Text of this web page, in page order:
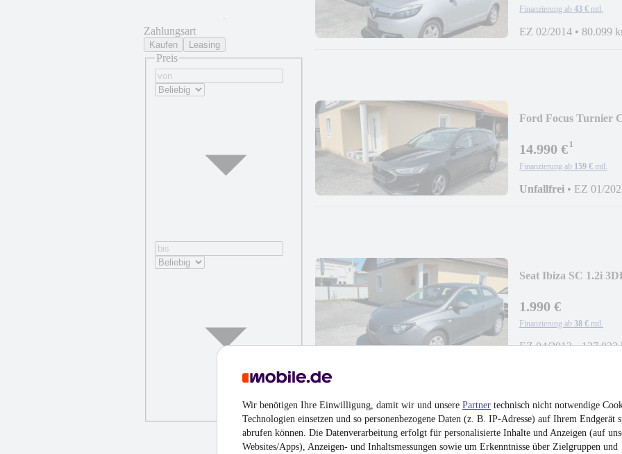
Wir benötigen Ihre Einwilligung, damit wir und unsere Partner technisch nicht notwendige
Technologien einsetzen und so personenbezogene Daten (z. B. IP-Adresse) auf Ihrem Endgerät
abrufen können. Die Datenverarbeitung erfolgt für personalisierte Inhalte und Anzeigen (auf
Websites/Apps), Anzeigen- und Inhaltsmessungen sowie um Erkenntnisse über Zielgruppen und
Zahlungsart
Kaufen Leasing
Preis
Finanzierung ab 43 € mtl.
EZ 02/2014 • 80.099
Ford Focus Turnier
14.990 €¹
Finanzierung ab 159 € mtl.
Unfallfrei • EZ 01/
Seat Ibiza SC 1.2i
1.990 €
Finanzierung ab 38 € mtl.
EZ 04/2012•127.023
Alfa Romeo